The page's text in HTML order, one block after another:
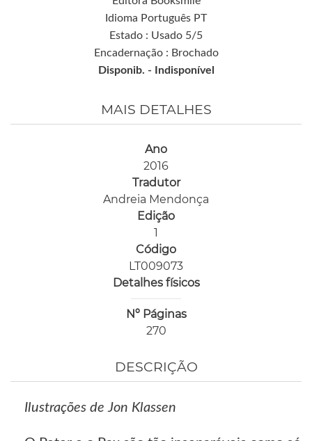
Idioma Português PT
Estado : Usado 5/5
Encadernação : Brochado
Disponib. -
Indisponível
MAIS DETALHES
Ano
2016
Tradutor
Andreia Mendonça
Edição
1
Código
LT009073
Detalhes físicos
Nº Páginas
270
DESCRIÇÃO
Ilustrações de Jon Klassen